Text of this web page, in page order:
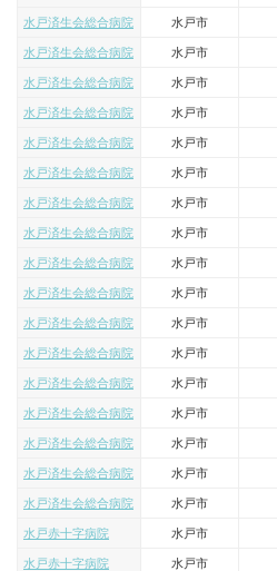
水戸済生会総合病院 水戸市
水戸済生会総合病院 水戸市
水戸済生会総合病院 水戸市
水戸済生会総合病院 水戸市
水戸済生会総合病院 水戸市
水戸済生会総合病院 水戸市
水戸済生会総合病院 水戸市
水戸済生会総合病院 水戸市
水戸済生会総合病院 水戸市
水戸済生会総合病院 水戸市
水戸済生会総合病院 水戸市
水戸済生会総合病院 水戸市
水戸済生会総合病院 水戸市
水戸済生会総合病院 水戸市
水戸済生会総合病院 水戸市
水戸済生会総合病院 水戸市
水戸済生会総合病院 水戸市
水戸赤十字病院 水戸市
水戸赤十字病院 水戸市